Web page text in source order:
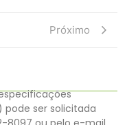
Próximo
ser solicitada